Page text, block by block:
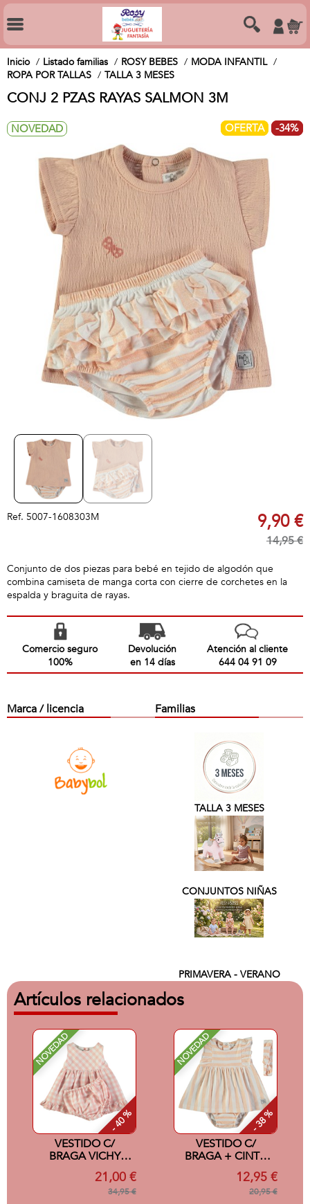
Inicio Listado familias ROSY BEBES
MODA INFANTIL
ROPA POR TALLAS
TALLA 3 MESES
CONJ 2 PZAS RAYAS SALMON 3M
NOVEDAD OFERTA -34%
Ref. 5007-1608303M 9,90 €
14,95 €
Conjunto de dos piezas para bebé en tejido de algodón que
combina camiseta de manga corta con cierre de corchetes en la
espalda y braguita de rayas.
Comercio seguro
100%
Devolución
en 14 días
Atención al cliente
644 04 91 09
Marca / licencia Familias
TALLA 3 MESES
CONJUNTOS NIÑAS
PRIMAVERA - VERANO
Artículos relacionados
NOVEDAD
- 40 %
VESTIDO C/
BRAGA VICHY
ROSA 6M21,00 €
34,95 €
NOVEDAD
- 38 %
VESTIDO C/
BRAGA + CINTA
SALMON 24M
12,95 €
20,95 €